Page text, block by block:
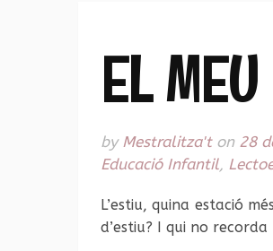
EL
by Mestralitza'ton 28
Educació Infantil,
L’estiu, quina estació
d’estiu? I qui no